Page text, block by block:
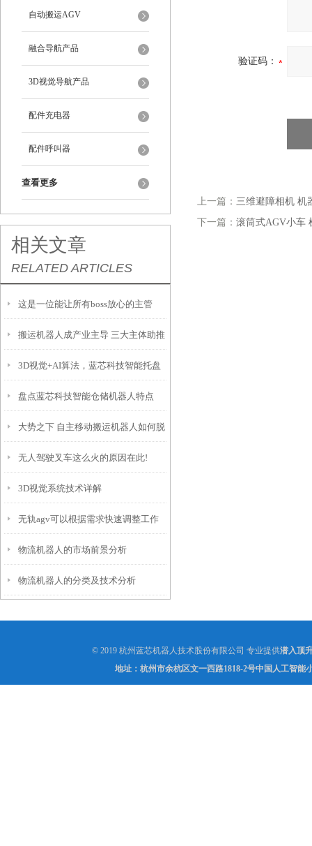
自动搬运AGV
融合导航产品
3D视觉导航产品
配件充电器
配件呼叫器
查看更多
相关文章
RELATED ARTICLES
这是一位能让所有boss放心的主管
搬运机器人成产业主导 三大主体助推
行业发展
3D视觉+AI算法，蓝芯科技智能托盘
对接方案
盘点蓝芯科技智能仓储机器人特点
大势之下 自主移动搬运机器人如何脱
颖而出？
无人驾驶叉车这么火的原因在此!
3D视觉系统技术详解
无轨agv可以根据需求快速调整工作
区域和路径
物流机器人的市场前景分析
物流机器人的分类及技术分析
验证码：
上一篇： 三维避障相机 机
下一篇： 滚筒式AGV小车
© 2019 杭州蓝芯机器人技术股份有限公司 专业提供潜入顶
地址：杭州市余杭区文一西路1818-2号中国人工智能